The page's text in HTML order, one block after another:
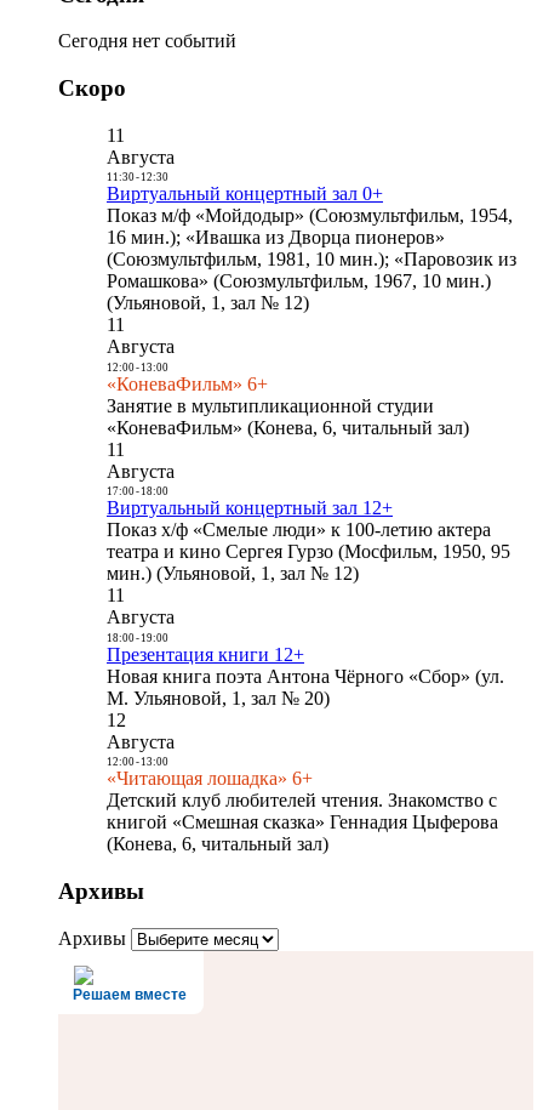
Сегодня нет событий
Скоро
11
Августа
11:30- 12:30
Виртуальный концертный зал 0+
Показ м/ф «Мойдодыр» (Союзмультфильм, 1954,
16 мин.); «Ивашка из Дворца пионеров»
(Союзмультфильм, 1981, 10 мин.); «Паровозик из
Ромашкова» (Союзмультфильм, 1967, 10 мин.)
(Ульяновой, 1, зал № 12)
11
Августа
12:00- 13:00
«КоневаФильм» 6+
Занятие в мультипликационной студии
«КоневаФильм» (Конева, 6, читальный зал)
11
Августа
17:00- 18:00
Виртуальный концертный зал 12+
Показ х/ф «Смелые люди» к 100-летию актера
театра и кино Сергея Гурзо (Мосфильм, 1950, 95
мин.) (Ульяновой, 1, зал № 12)
11
Августа
18:00- 19:00
Презентация книги 12+
Новая книга поэта Антона Чёрного «Сбор» (ул.
М. Ульяновой, 1, зал № 20)
12
Августа
12:00- 13:00
«Читающая лошадка» 6+
Детский клуб любителей чтения. Знакомство с
книгой «Смешная сказка» Геннадия Цыферова
(Конева, 6, читальный зал)
Архивы
Архивы
Решаем вместе